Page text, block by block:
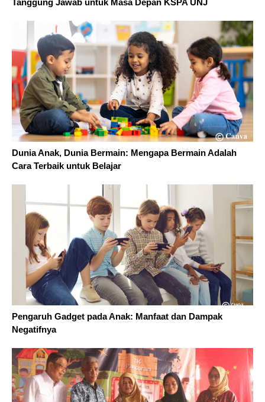
Tanggung Jawab untuk Masa Depan KSPA UNJ
Dunia Anak, Dunia Bermain: Mengapa Bermain Adalah
Cara Terbaik untuk Belajar
Pengaruh Gadget pada Anak: Manfaat dan Dampak
Negatifnya